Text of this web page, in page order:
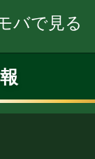
バで見る